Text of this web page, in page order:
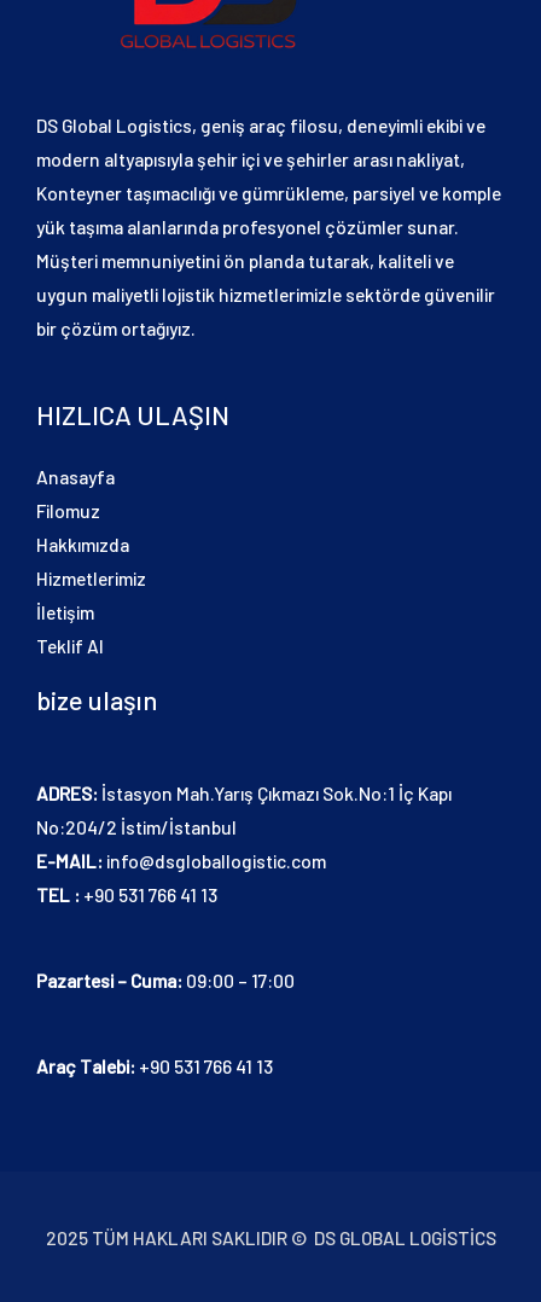
DS Global Logistics, geniş araç filosu, deneyimli ekibi ve
modern altyapısıyla şehir içi ve şehirler arası nakliyat,
Konteyner taşımacılığı ve gümrükleme, parsiyel ve komple
yük taşıma alanlarında profesyonel çözümler sunar.
Müşteri memnuniyetini ön planda tutarak, kaliteli ve
uygun maliyetli lojistik hizmetlerimizle sektörde güvenilir
bir çözüm ortağıyız.
HIZLICA ULAŞIN
Anasayfa
Filomuz
Hakkımızda
Hizmetlerimiz
İletişim
Teklif Al
bize ulaşın
ADRES: İstasyon Mah.Yarış Çıkmazı Sok.No:1 İç Kapı
No:204/2 İstim/İstanbul
E-MAIL: info@dsgloballogistic.com
TEL : +90 531 766 41 13
Pazartesi – Cuma: 09:00 – 17:00
Araç Talebi: +90 531 766 41 13
2025 TÜM HAKLARI SAKLIDIR © DS GLOBAL LOGISTICS